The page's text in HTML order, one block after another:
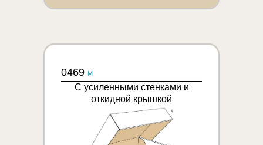
0469 M
С усиленными стенками и
откидной крышкой